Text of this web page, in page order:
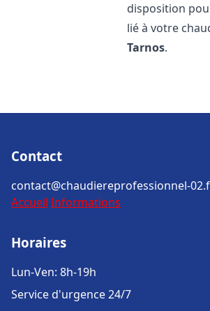
disposition
lié à votre
Tarnos.
Contact
contact@chaudiereprofessionnel-
Accueil Informations
Horaires
Lun-Ven: 8h-19h
Service d'urgence 24/7